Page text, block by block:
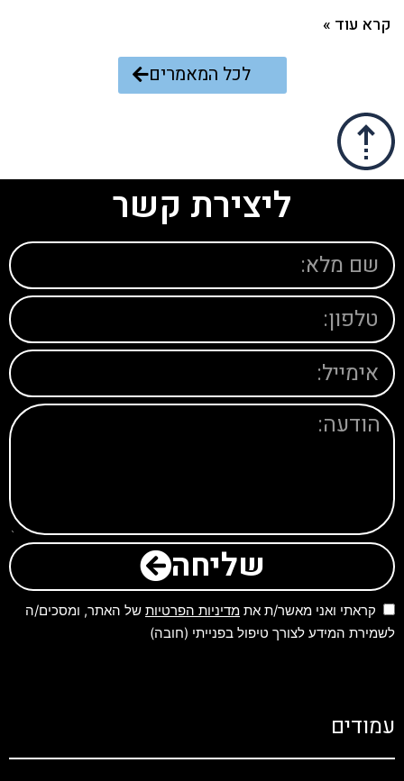
קרא עוד »
לכל המאמרים
ליצירת קשר
שליחה
קראתי ואני מאשר/ת את מדיניות הפרטיות של האתר, ומסכים/ה
לשמירת המידע לצורך טיפול בפנייתי (חובה)
עמודים